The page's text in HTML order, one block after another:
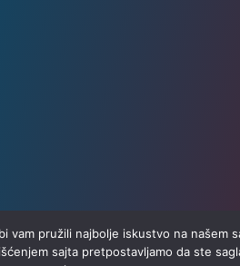
vam pružili najbolje iskustvo na našem
sajta pretpostavljamo da ste